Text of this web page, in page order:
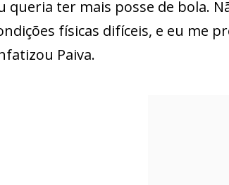
queria ter mais posse de bola.
físicas difíceis, e eu me
Paiva.